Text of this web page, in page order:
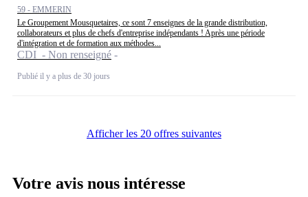
59 - EMMERIN
Le Groupement Mousquetaires, ce sont 7 enseignes de la grande distribution,
collaborateurs et plus de chefs d'entreprise indépendants ! Après une période
d'intégration et de formation aux méthodes...
CDI - Non renseigné
Publié il y a plus de 30 jours
Afficher les 20 offres suivantes
Votre avis nous intéresse